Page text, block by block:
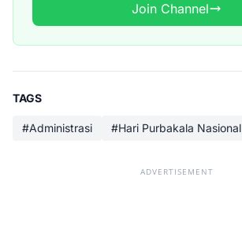
Join Channel
TAGS
#Administrasi #Hari Purbakala Nasional
ADVERTISEMENT